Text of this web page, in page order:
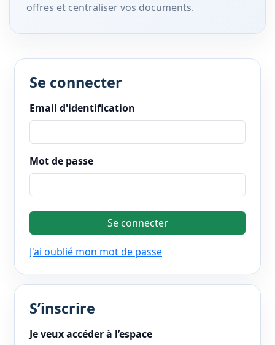
offres et centraliser vos documents.
Se connecter
Email d'identification
Mot de passe
Se connecter
J'ai oublié mon mot de passe
S’inscrire
Ne pas remplir
Je veux accéder à l’espace